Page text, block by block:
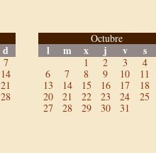
d
7
14
21
28
Octubre
l m x j v s
1 2 3
4
6
7 8 9 10
11
13
14 15 16 17
18
20
21 22 23 24
25
27
28 29 30 31